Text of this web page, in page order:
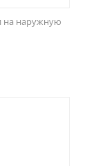
на наружную